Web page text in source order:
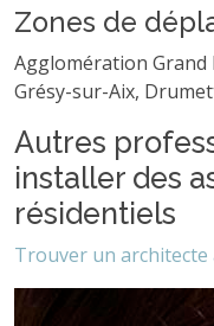
Zones de
Agglomération Grand
Grésy-sur-Aix,
Autres
installer des
résidentiels
Trouver un architecte